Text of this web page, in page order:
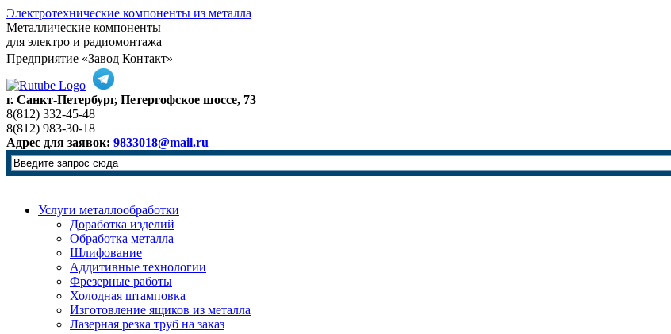
Электротехнические компоненты из металла
Металлические компоненты
для электро и радиомонтажа
Предприятие «Завод Контакт»
г. Санкт-Петербург, Петергофское шоссе, 73
8(812) 332-45-48
8(812) 983-30-18
Адрес для заявок: 9833018@mail.ru
Услуги металлообработки
Доработка изделий
Обработка металла
Шлифование
Аддитивные технологии
Фрезерные работы
Холодная штамповка
Изготовление ящиков из металла
Лазерная резка труб на заказ